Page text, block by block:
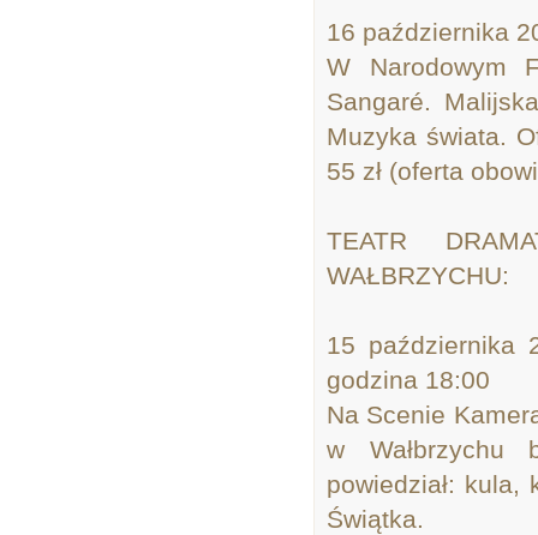
16 października
W Narodowym
Sangaré.
Muzyka świata.
55 zł (oferta
TEATR
WAŁBRZYCHU:
15 października
godzina 18:00
Na Scenie
w Wałbrzychu
powiedział: kula,
Świątka.